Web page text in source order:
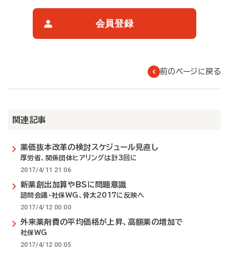
会員登録
前のページに戻る
関連記事
薬価抜本改革の検討スケジュール見直し
厚労省、関係団体ヒアリングは計3回に
2017/4/11 21:06
新薬創出加算やBSに問題意識
諮問会議・社保WG、骨太2017に反映へ
2017/4/12 00:00
外来薬剤費の平均価格が上昇、高額薬の増加で
社保WG
2017/4/12 00:05